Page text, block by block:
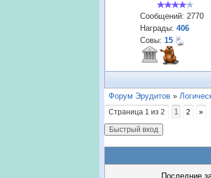
Сообщений: 2770
Награды: 406
Совы: 15
Форум Эрудитов »
Страница 1 из 2 1 2 »
Последние